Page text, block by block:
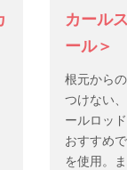
カール
ール＞
根元から
つけない
ールロッ
おすすめ
を使用。